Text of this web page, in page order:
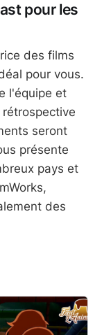
pour les
des films
pour vous.
l'équipe et
seront
présente
pays et
des